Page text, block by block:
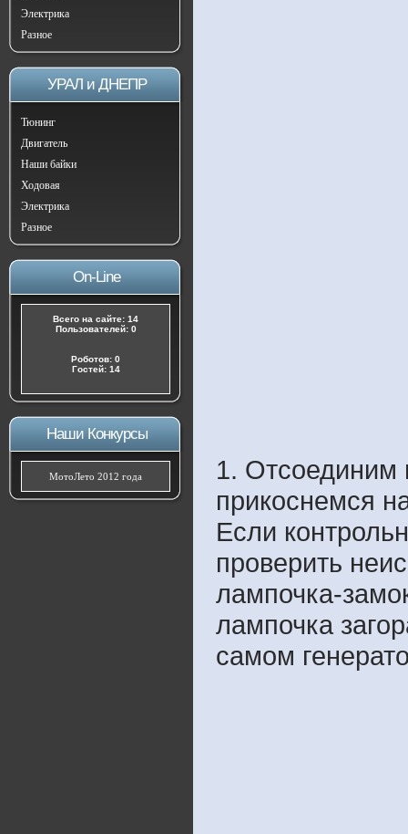
Электрика
Разное
УРАЛ и ДНЕПР
Тюнинг
Двигатель
Наши байки
Ходовая
Электрика
Разное
On-Line
Всего на сайте: 14
Пользователей: 0
Роботов: 0
Гостей: 14
Наши Конкурсы
МотоЛето 2012 года
1. Отсоединим
прикоснемся
Если
проверить
лампочка-
лампочка
самом